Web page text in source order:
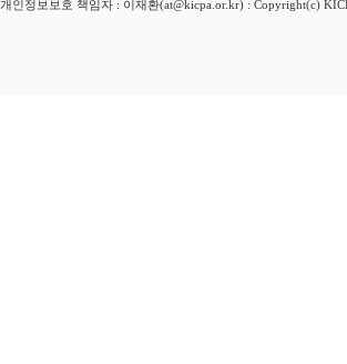
개인정보보호 책임자 : 이재환(at@kicpa.or.kr) : Copyright(c)